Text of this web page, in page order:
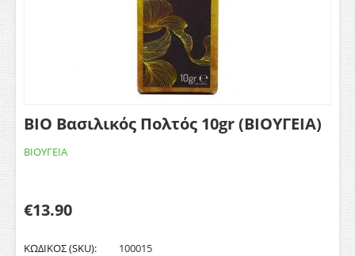
ΒΙΟ Βασιλικός Πολτός 10gr (ΒΙΟΥΓΕΙΑ)
ΒΙΟΥΓΕΙΑ
€13.90
ΚΩΔΙΚΟΣ (SKU):
100015